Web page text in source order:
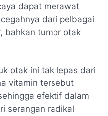
dapat merawat
dari pelbagai
bahkan tumor otak
otak ini tak lepas dari
vitamin tersebut
efektif dalam
serangan radikal